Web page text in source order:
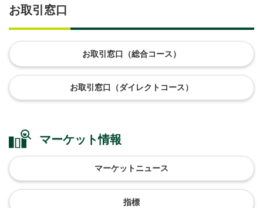
お取引窓口
お取引窓口（総合コース）
お取引窓口（ダイレクトコース）
マーケット情報
マーケットニュース
指標